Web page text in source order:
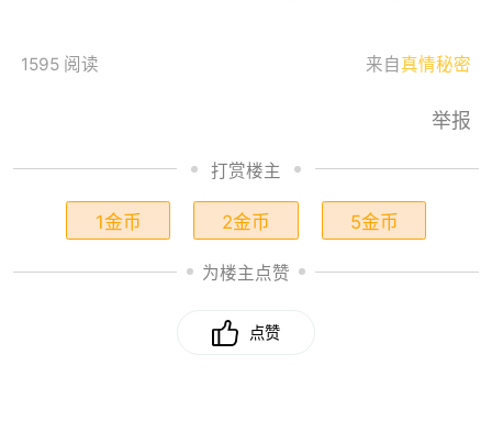
1595 阅读 来自真情秘密
举报
打赏楼主
1金币 2金币 5金币
为楼主点赞
点赞